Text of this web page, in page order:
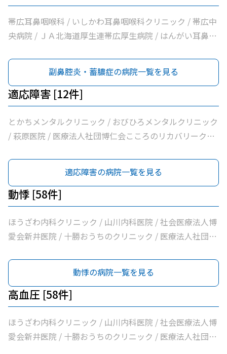
/ 社会福祉法人北海道社会事業協会帯広病院 / 十勝いたみ
のクリニックくびかた・こし・ひざ痛診療所 / 本庄内科ク
リニック / 帯広東内科循環器科クリニック / クリニックむ
会帯広光南病院 / 医療法人社団ぶどうの会いのちの木クリ
ニック / 自由が丘山田内科クリニック / 医療法人社団帯広
南の森クリニック / おがわ循環器内科クリニック / 医療法
人社団満岡内科循環器クリニック / ２０条小児科内科クリ
ニック / 医療法人社団博仁会大江病院 / 公益財団法人北海
道医療団ながい内科医院 / 医療法人社団典俊会帯広泌尿器
/ 横手内科クリニック / とかち消化器内視鏡クリニック /
社会医療法人博愛会開西病院 / 公益財団法人北海道医療団
帯広西病院 / 独立行政法人国立病院機構帯広病院 / 帯広記
念病院 / 医療法人社団大正クリニック
んこどもクリニック / 須藤内科クリニック / 医療法人社団
イワタクリニック / 社会医療法人刀圭会協立病院 / 十勝勤
医協白樺医院 / 十勝ヘルスケアクリニック / おおた内科循
科呼吸器科 / いちやなぎ内科消化器科 / 医療法人社団進藤
医院 / 社会福祉法人北海道社会事業協会帯広病院 / 十勝い
たみのクリニックくびかた・こし・ひざ痛診療所 / 本庄内
科クリニック / 帯広東内科循環器科クリニック / クリニッ
クむすかり / 社会医療法人北斗北斗クリニック / 社会医療
法人北斗北斗病院 / 社会福祉法人真宗協会帯広光南病院 /
山田内科クリニック / 医療法人社団帯広南の森クリニック
/ おがわ循環器内科クリニック / 医療法人社団満岡内科循
環器クリニック / ２０条小児科内科クリニック / 医療法人
社団博仁会大江病院 / 公益財団法人北海道医療団ながい内
科医院 / あいた内科循環器クリニック / いとう内科クリニ
ック / 横手内科クリニック / とかち消化器内視鏡クリニッ
療団帯広西病院 / 独立行政法人国立病院機構帯広病院 / 帯
広記念病院 / 医療法人社団大正クリニック
病院 / ともだ内科消化器クリニック / 医療法人社団隆仁会
おく内科消化器クリニック / 西村内科クリニック / 医療法
人社団自由が丘横山内科クリニック / 帯広中央病院 / みせ
合内科クリニック / さわい内科循環器科クリニック / 医療
法人社団林内科クリニック / ＪＡ北海道厚生連帯広厚生病
院 / 医療法人新緑通りはやし内科 / はるこま皮膚科形成外
科 / みなみ町皮フ科クリニック / あがた内科循環器クリニ
ック / 内科・循環器ハートサウンズもりクリニック / サン
タさんこどもクリニック / 医療法人社団しばた整形外科ク
ニック / 社会医療法人刀圭会協立病院 / 十勝勤医協白樺医
院 / 十勝ヘルスケアクリニック / おおた内科循環器クリニ
ック / 帯広市休日夜間急病センター / いなば内科呼吸器科
/ いちやなぎ内科消化器科 / 医療法人社団進藤医院 / 社会
福祉法人北海道社会事業協会帯広病院 / 十勝いたみのクリ
ニックくびかた・こし・ひざ痛診療所 / 本庄内科クリニッ
/ 社会医療法人北斗北斗クリニック / 社会医療法人北斗北
斗病院 / 社会福祉法人真宗協会帯広光南病院 / 医療法人社
団ぶどうの会いのちの木クリニック / 自由が丘山田内科ク
リニック / 医療法人社団帯広南の森クリニック / おがわ循
環器内科クリニック / 医療法人社団満岡内科循環器クリニ
ック / ２０条小児科内科クリニック / 医療法人社団あんど
帯広耳鼻咽喉科 / いしかわ耳鼻咽喉科クリニック / 帯広中
央病院 / ＪＡ北海道厚生連帯広厚生病院 / はんがい耳鼻咽
院 / 社会医療法人北斗北斗クリニック / 社会医療法人北斗
北斗病院 / 自由が丘みくに耳鼻咽喉科 / たけざわ耳鼻咽喉
科
副鼻腔炎・蓄膿症の病院一覧を見る
適応障害 [12件]
とかちメンタルクリニック / おびひろメンタルクリニック
/ 萩原医院 / 医療法人社団博仁会こころのリカバリークリ
Ａ北海道厚生連帯広厚生病院 / 大和田心療内科 / 社会福祉
法人北海道社会事業協会帯広病院 / 医療法人社団博仁会大
江病院 / とかちの森心療内科 / 独立行政法人国立病院機構
帯広病院
適応障害の病院一覧を見る
動悸 [58件]
ほうざわ内科クリニック / 山川内科医院 / 社会医療法人博
愛会新井医院 / 十勝おうちのクリニック / 医療法人社団さ
科・呼吸器内科クリニック / こしや糖尿病・内科クリニッ
ク / 萩原医院 / 公益財団法人北海道医療団帯広第一病院 /
ともだ内科消化器クリニック / 医療法人社団隆仁会おく内
科消化器クリニック / 西村内科クリニック / 医療法人社団
自由が丘横山内科クリニック / 帯広中央病院 / みせき内科
消化器クリニック / 十勝勤医協帯広病院 / さかい総合内科
動悸の病院一覧を見る
高血圧 [58件]
ほうざわ内科クリニック / 山川内科医院 / 社会医療法人博
愛会新井医院 / 十勝おうちのクリニック / 医療法人社団さ